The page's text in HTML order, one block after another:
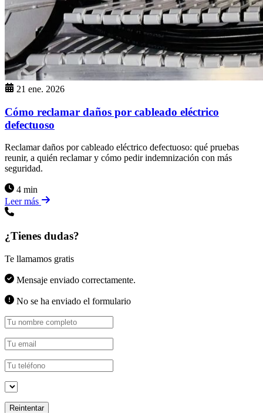
21 ene. 2026
Cómo reclamar daños por cableado eléctrico
defectuoso
Reclamar daños por cableado eléctrico defectuoso: qué pruebas
reunir, a quién reclamar y cómo pedir indemnización con más
seguridad.
4 min
Leer más
¿Tienes dudas?
Te llamamos gratis
Mensaje enviado correctamente.
No se ha enviado el formulario
Reintentar